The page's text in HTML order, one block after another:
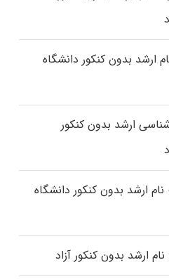
ارشد بدون کنکور دانشگاه
ارشد بدون کنکور
ارشد بدون کنکور دانشگاه
ارشد بدون کنکور آزاد